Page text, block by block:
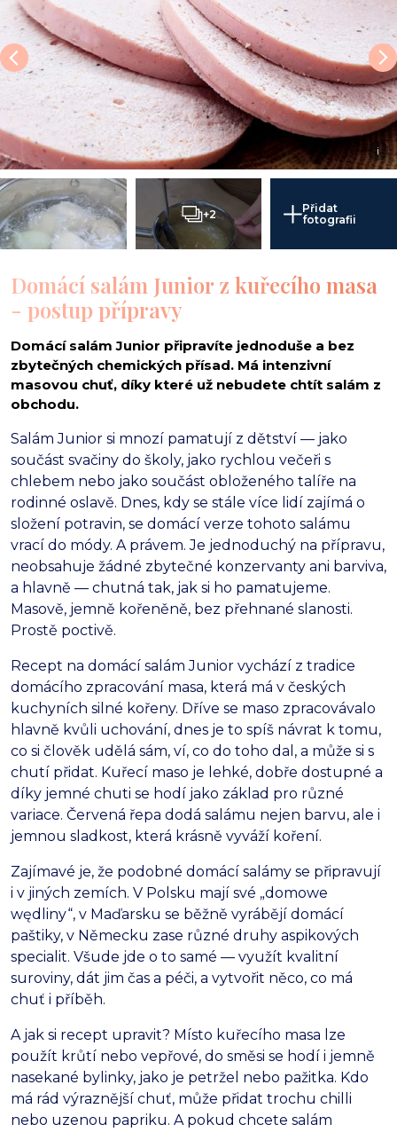
i
+2
Přidat
fotografii
Domácí salám Junior z kuřecího masa
- postup přípravy
Domácí salám Junior připravíte jednoduše a bez
zbytečných chemických přísad. Má intenzivní
masovou chuť, díky které už nebudete chtít salám z
obchodu.
Salám Junior si mnozí pamatují z dětství — jako
součást svačiny do školy, jako rychlou večeři s
chlebem nebo jako součást obloženého talíře na
rodinné oslavě. Dnes, kdy se stále více lidí zajímá o
složení potravin, se domácí verze tohoto salámu
vrací do módy. A právem. Je jednoduchý na přípravu,
neobsahuje žádné zbytečné konzervanty ani barviva,
a hlavně — chutná tak, jak si ho pamatujeme.
Masově, jemně kořeněně, bez přehnané slanosti.
Prostě poctivě.
Recept na domácí salám Junior vychází z tradice
domácího zpracování masa, která má v českých
kuchyních silné kořeny. Dříve se maso zpracovávalo
hlavně kvůli uchování, dnes je to spíš návrat k tomu,
co si člověk udělá sám, ví, co do toho dal, a může si s
chutí přidat. Kuřecí maso je lehké, dobře dostupné a
díky jemné chuti se hodí jako základ pro různé
variace. Červená řepa dodá salámu nejen barvu, ale i
jemnou sladkost, která krásně vyváží koření.
Zajímavé je, že podobné domácí salámy se připravují
i v jiných zemích. V Polsku mají své „domowe
wędliny“, v Maďarsku se běžně vyrábějí domácí
paštiky, v Německu zase různé druhy aspikových
specialit. Všude jde o to samé — využít kvalitní
suroviny, dát jim čas a péči, a vytvořit něco, co má
chuť i příběh.
A jak si recept upravit? Místo kuřecího masa lze
použít krůtí nebo vepřové, do směsi se hodí i jemně
nasekané bylinky, jako je petržel nebo pažitka. Kdo
má rád výraznější chuť, může přidat trochu chilli
nebo uzenou papriku. A pokud chcete salám